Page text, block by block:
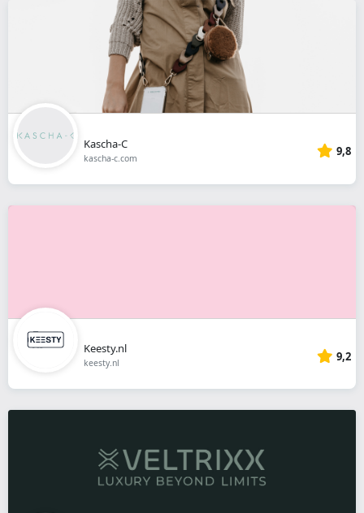
Kascha-C
kascha-c.com 9,8
Keesty.nl
keesty.nl 9,2